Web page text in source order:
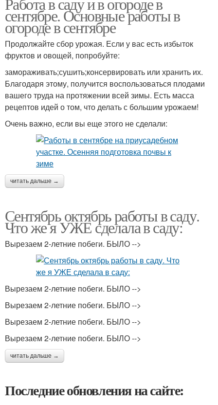
сентябре. Основные работы в
огороде в сентябре
Продолжайте сбор урожая. Если у вас есть избыток
фруктов и овощей, попробуйте:
замораживать;сушить;консервировать или хранить их.
Благодаря этому, получится воспользоваться плодами
вашего труда на протяжении всей зимы. Есть масса
рецептов идей о том, что делать с большим урожаем!
Очень важно, если вы еще этого не сделали:
читать дальше →
Сентябрь октябрь работы в саду.
Что же я УЖЕ сделала в саду:
Вырезаем 2-летние побеги. БЫЛО -->
Вырезаем 2-летние побеги. БЫЛО -->
Вырезаем 2-летние побеги. БЫЛО -->
Вырезаем 2-летние побеги. БЫЛО -->
Вырезаем 2-летние побеги. БЫЛО -->
читать дальше →
Последние обновления на сайте: